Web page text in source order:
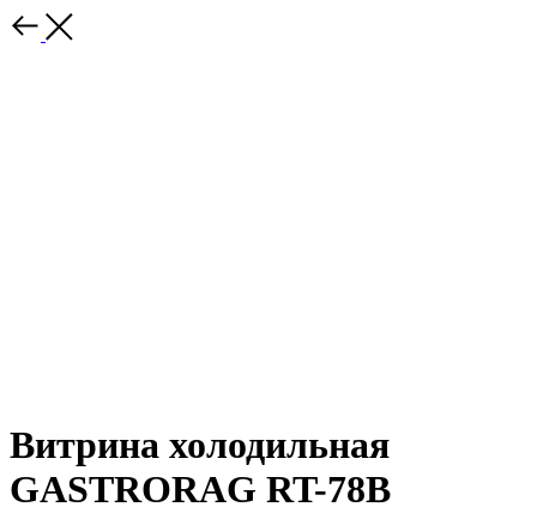
Витрина холодильная
GASTRORAG RT-78B